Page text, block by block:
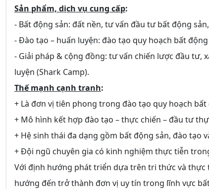
Sản phẩm, dịch vụ cung cấp:
- Bất động sản: đất nền, tư vấn đầu tư bất động
- Đào tạo – huấn luyện: đào tạo quy hoạch bất
- Giải pháp & cộng đồng: tư vấn chiến lược đầu
luyện (Shark Camp).
Thế mạnh cạnh tranh:
+ Là đơn vị tiên phong trong đào tạo quy hoạch
+ Mô hình kết hợp đào tạo – thực chiến – đầu tư
+ Hệ sinh thái đa dạng gồm bất động sản, đào tạo
+ Đội ngũ chuyên gia có kinh nghiệm thực tiễn
Với định hướng phát triển dựa trên tri thức và thực
hướng đến trở thành đơn vị uy tín trong lĩnh vực